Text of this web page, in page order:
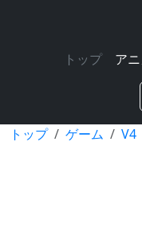
トップ
ア
トップ ゲーム V4